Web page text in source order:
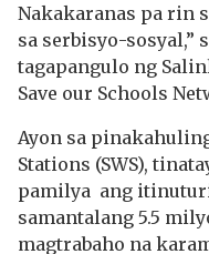
Nakakaranas pa rin
sa serbisyo-sosyal,”
tagapangulo ng
Save our Schools
Ayon sa
Stations (SWS),
pamilya ang
samantalang 5.5
magtrabaho na